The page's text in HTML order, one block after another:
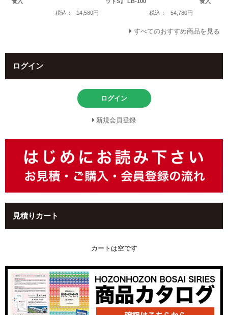
食入
税込：
14,580円
ットS】 LB-100
税込：
54,780円
食入
すべてのおすすめ商品を見る
ログイン
ログイン
新規会員登録
見積りカート
カートは空です